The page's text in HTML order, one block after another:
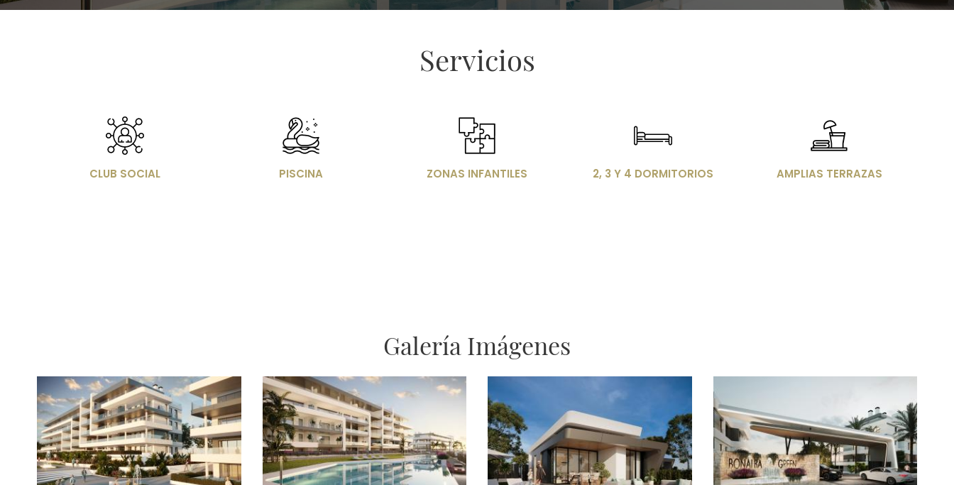
Servicios
Imagen
CLUB SOCIAL
Imagen
PISCINA
Imagen
ZONAS INFANTILES
Imagen
2, 3 Y 4 DORMITORIOS
Imagen
AMPLIAS TERRAZAS
Galería Imágenes
Imagen Imagen